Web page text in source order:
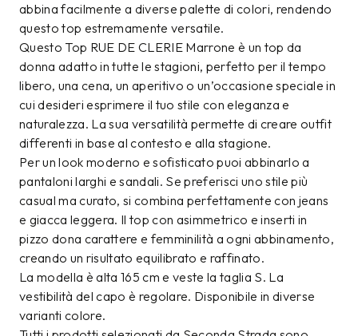
abbina facilmente a diverse palette di colori, rendendo
questo top estremamente versatile.
Questo Top RUE DE CLERIE Marrone è un top da
donna adatto in tutte le stagioni, perfetto per il tempo
libero, una cena, un aperitivo o un’occasione speciale in
cui desideri esprimere il tuo stile con eleganza e
naturalezza. La sua versatilità permette di creare outfit
differenti in base al contesto e alla stagione.
Per un look moderno e sofisticato puoi abbinarlo a
pantaloni larghi e sandali. Se preferisci uno stile più
casual ma curato, si combina perfettamente con jeans
e giacca leggera. Il top con asimmetrico e inserti in
pizzo dona carattere e femminilità a ogni abbinamento,
creando un risultato equilibrato e raffinato.
La modella è alta 165 cm e veste la taglia S. La
vestibilità del capo è regolare. Disponibile in diverse
varianti colore.